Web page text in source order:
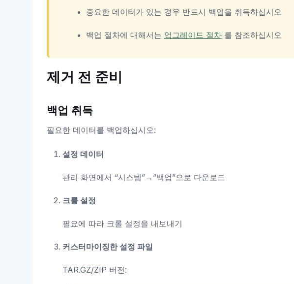
중요한 데이터가 있는 경우 반드시 백업을 취득하십시오
백업 절차에 대해서는 업그레이드 절차를 참조하십시오
제거 전 준비
백업 취득
필요한 데이터를 백업하십시오:
설정 데이터
관리 화면에서 “시스템”→”백업”으로 다운로드
크롤 설정
필요에 따라 크롤 설정을 내보내기
커스터마이징한 설정 파일
TAR.GZ/ZIP 버전: